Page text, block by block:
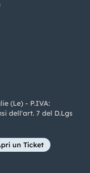
(Le) - P.IVA:
dell'art. 7 del D.Lgs
un Ticket